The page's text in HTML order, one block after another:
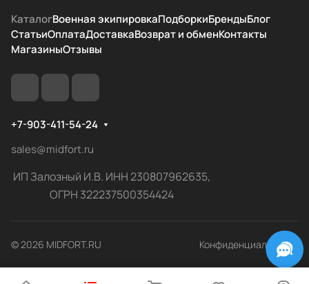
КаталогВоенная экипировкаПодборкиБрендыБлог
СтатьиОплатаДоставкаВозврат и обменКонтакты
МагазиныОтзывы
+7-903-411-54-24
sales@midfort.ru
ИП Залозный И.В. ИНН 230807962635,
ОГРН 322237500354424
© 2026 MIDFORT.RU Конфиденциальность